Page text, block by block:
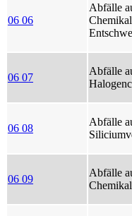
06 06
Abfälle
06 07
Abfälle
06 08
Abfälle
06 09
Abfälle